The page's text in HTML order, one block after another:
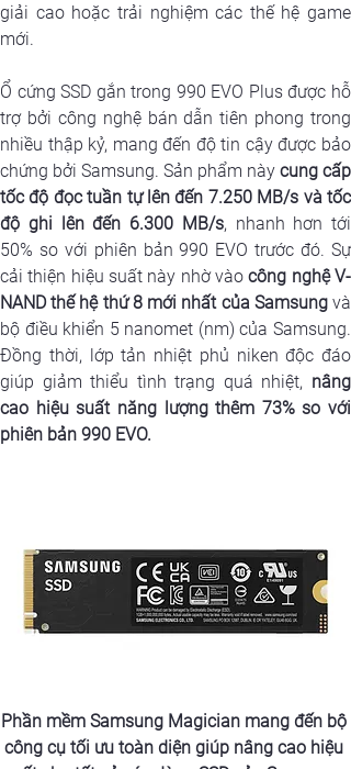
giải cao hoặc trải nghiệm các thế hệ game
mới.
Ổ cứng SSD gắn trong 990 EVO Plus được hỗ
trợ bởi công nghệ bán dẫn tiên phong trong
nhiều thập kỷ, mang đến độ tin cậy được bảo
chứng bởi Samsung. Sản phẩm này cung cấp
tốc độ đọc tuần tự lên đến 7.250 MB/s và tốc
độ ghi lên đến 6.300 MB/s, nhanh hơn tới
50% so với phiên bản 990 EVO trước đó. Sự
cải thiện hiệu suất này nhờ vào công nghệ V-
NAND thế hệ thứ 8 mới nhất của Samsung và
bộ điều khiển 5 nanomet (nm) của Samsung.
Đồng thời, lớp tản nhiệt phủ niken độc đáo
giúp giảm thiểu tình trạng quá nhiệt, nâng
cao hiệu suất năng lượng thêm 73% so với
phiên bản 990 EVO.
Phần mềm Samsung Magician mang đến bộ
công cụ tối ưu toàn diện giúp nâng cao hiệu